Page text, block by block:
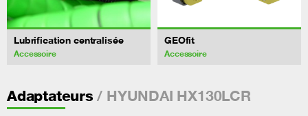
Lubrification centralisée
Accessoire
GEOfit
Accessoire
Adaptateurs / HYUNDAI HX130LCR